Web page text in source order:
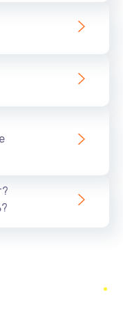
телефона
телефона